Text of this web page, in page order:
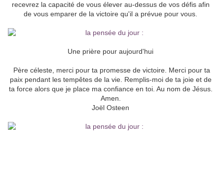
recevrez la capacité de vous élever au-dessus de vos défis afin
de vous emparer de la victoire qu'il a prévue pour vous.
Une prière pour aujourd'hui
Père céleste, merci pour ta promesse de victoire. Merci pour ta
paix pendant les tempêtes de la vie. Remplis-moi de ta joie et de
ta force alors que je place ma confiance en toi. Au nom de Jésus.
Amen.
Joël Osteen